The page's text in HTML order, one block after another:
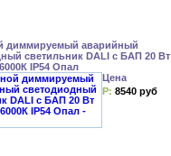
диммируемый аварийный
светильник DALI с БАП 20 Вт
IP54 Опал
Цена
Р: 8540 руб